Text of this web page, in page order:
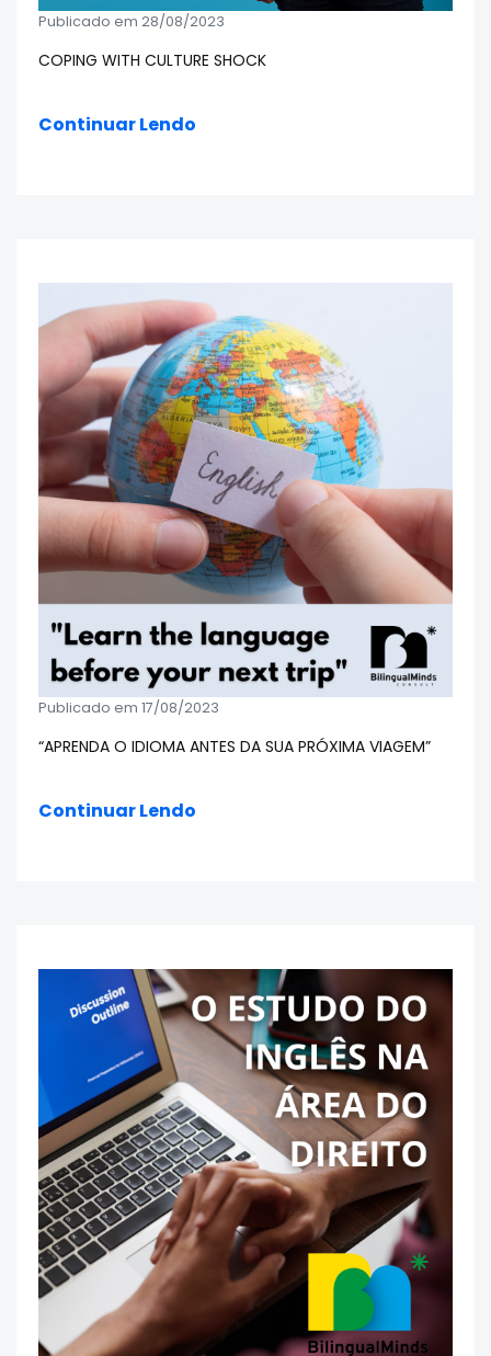
Publicado em 28/08/2023
COPING WITH CULTURE SHOCK
Continuar Lendo
Publicado em 17/08/2023
“APRENDA O IDIOMA ANTES DA SUA PRÓXIMA VIAGEM”
Continuar Lendo